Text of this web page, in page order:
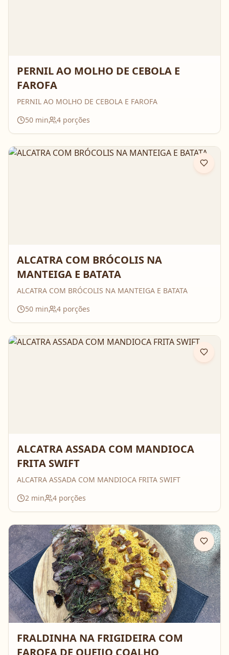
PERNIL AO MOLHO DE CEBOLA E
FAROFA
PERNIL AO MOLHO DE CEBOLA E FAROFA
50 min 4 porções
ALCATRA COM BRÓCOLIS NA
MANTEIGA E BATATA
ALCATRA COM BRÓCOLIS NA MANTEIGA E BATATA
50 min 4 porções
ALCATRA ASSADA COM MANDIOCA
FRITA SWIFT
ALCATRA ASSADA COM MANDIOCA FRITA SWIFT
2 min 4 porções
FRALDINHA NA FRIGIDEIRA COM
FAROFA DE QUEIJO COALHO